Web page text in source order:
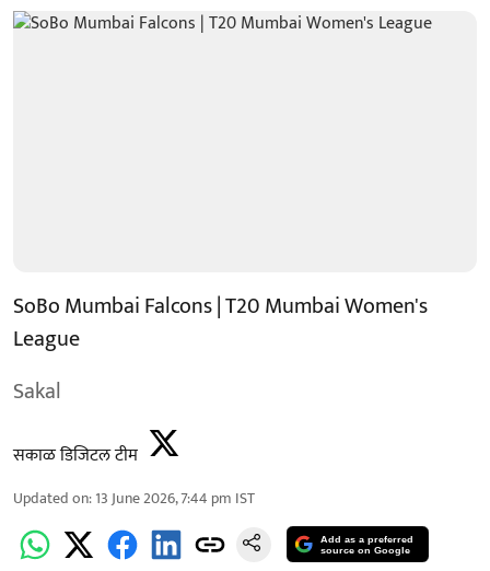
SoBo Mumbai Falcons | T20 Mumbai Women's
League
Sakal
सकाळ डिजिटल टीम
Updated on:13 June 2026, 7:44 pm IST
Add as a preferred
source on Google